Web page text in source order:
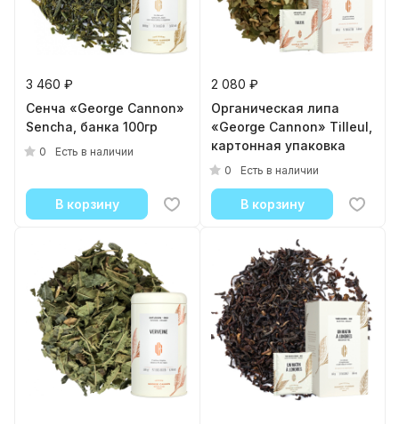
3 460 ₽
Сенча «George Cannon»
Sencha, банка 100гр
0 Есть в наличии
В корзину
2 080 ₽
Органическая липа
«George Cannon» Tilleul,
картонная упаковка
0 Есть в наличии
В корзину